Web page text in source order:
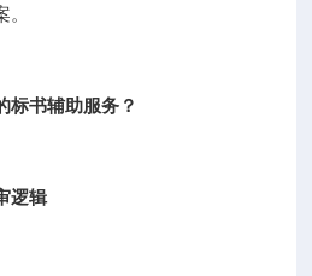
标书辅助服务？
逻辑